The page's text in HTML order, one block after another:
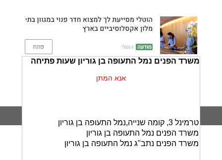
משרד הפנים נמל התעופה בן גוריון שעות פתיחה
אנא המתן
טרמינל 3, קומה שנייה,נמל התעופה בן גוריון
משרד הפנים נמל התעופה בן גוריון
משרד הפנים נתב"ג נמל התעופה בן גוריון